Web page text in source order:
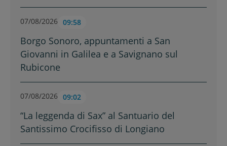
07/08/2026 09:58
Borgo Sonoro, appuntamenti a San
Giovanni in Galilea e a Savignano sul
Rubicone
07/08/2026 09:02
“La leggenda di Sax” al Santuario del
Santissimo Crocifisso di Longiano